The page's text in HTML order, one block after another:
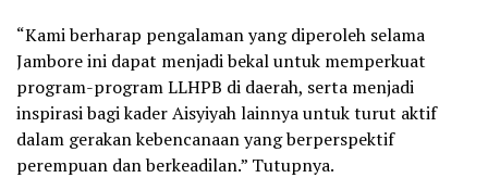
“Kami berharap pengalaman yang diperoleh selama
Jambore ini dapat menjadi bekal untuk memperkuat
program-program LLHPB di daerah, serta menjadi
inspirasi bagi kader Aisyiyah lainnya untuk turut aktif
dalam gerakan kebencanaan yang berperspektif
perempuan dan berkeadilan.” Tutupnya.